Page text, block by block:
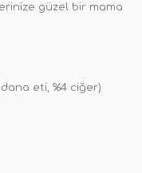
güzel bir mama
eti, %4 ciğer)